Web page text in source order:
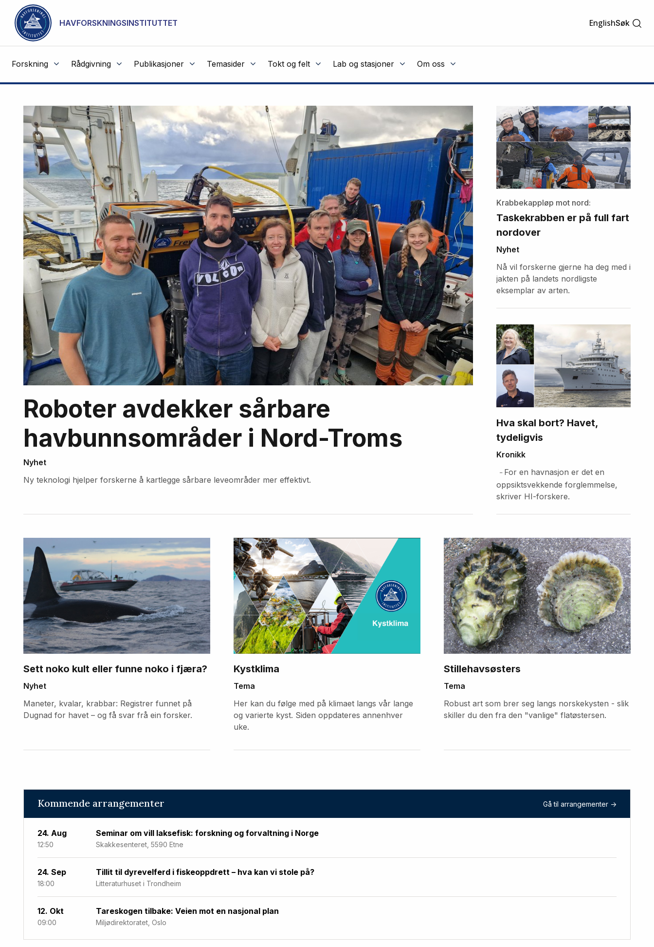
Gå til hovedinnhold
HAVFORSKNINGSINSTITUTTET EnglishSøk
Forskning Rådgivning Publikasjoner Temasider Tokt og felt Lab og stasjoner Om oss
NOT CACHED
Havforskningsinstituttet
Fremhevede
artikler
Roboter avdekker sårbare
havbunnsområder i Nord-Troms
Nyhet
Ny teknologi hjelper forskerne å kartlegge sårbare leveområder mer effektivt.
Krabbekappløp mot nord:
Taskekrabben er på full fart
nordover
Nyhet
Nå vil forskerne gjerne ha deg med i
jakten på landets nordligste
eksemplar av arten.
Hva skal bort? Havet,
tydeligvis
Kronikk
– For en havnasjon er det en
oppsiktsvekkende forglemmelse,
skriver HI-forskere.
Fremhevede
artikler
Sett noko kult eller funne noko i fjæra?
Nyhet
Maneter, kvalar, krabbar: Registrer funnet på
Dugnad for havet – og få svar frå ein forsker.
Kystklima
Tema
Her kan du følge med på klimaet langs vår lange
og varierte kyst. Siden oppdateres annenhver
uke.
Stillehavsøsters
Tema
Robust art som brer seg langs norskekysten - slik
skiller du den fra den "vanlige" flatøstersen.
Kommende arrangementer Gå til arrangementer ->
24. Aug
12:50
Seminar om vill laksefisk: forskning og forvaltning i Norge
Skakkesenteret, 5590 Etne
24. Sep
18:00
Tillit til dyrevelferd i fiskeoppdrett – hva kan vi stole på?
Litteraturhuset i Trondheim
12. Okt
09:00
Tareskogen tilbake: Veien mot en nasjonal plan
Miljødirektoratet, Oslo